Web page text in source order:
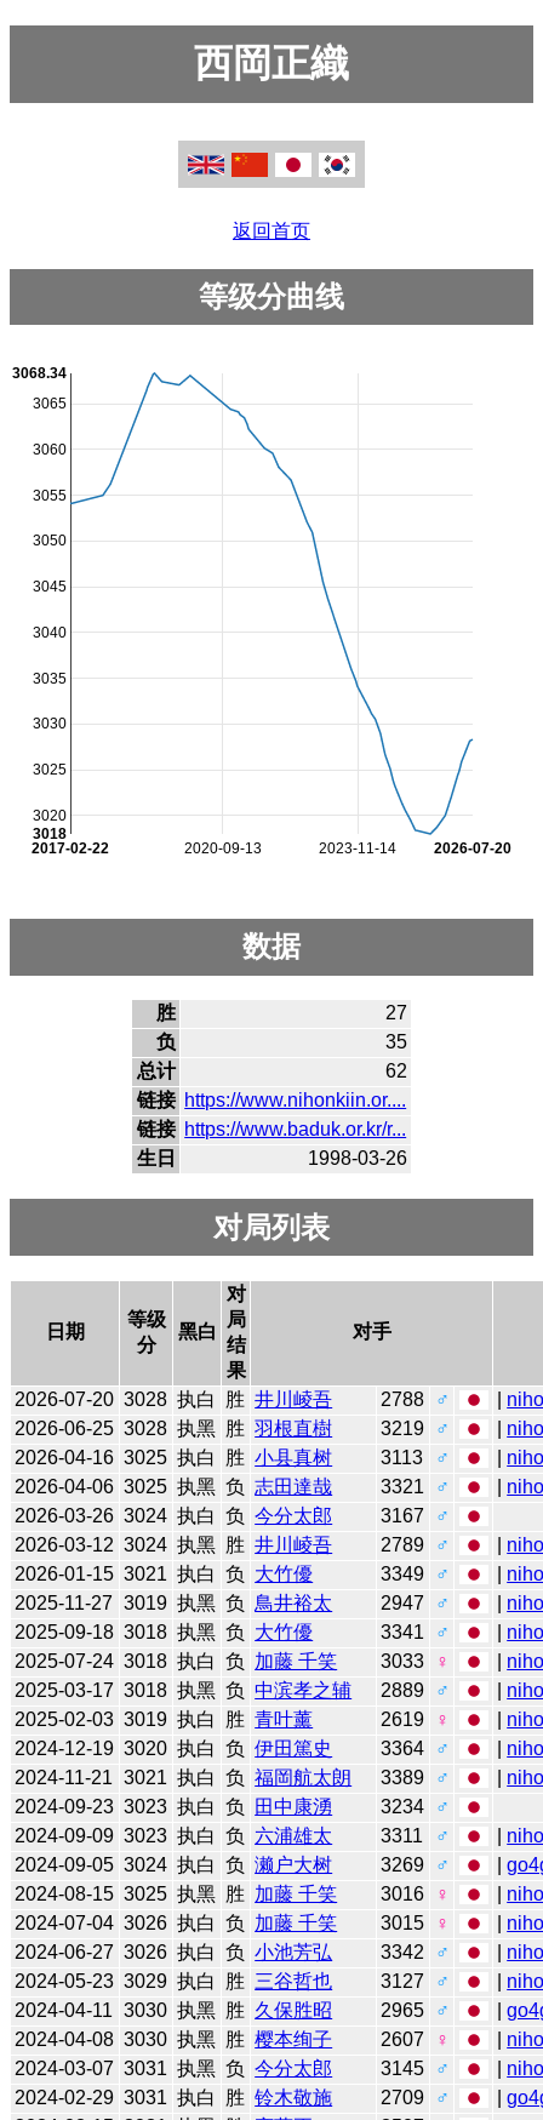
西岡正織
返回首页
等级分曲线
2020-09-13 2023-11-14
2017-02-22 2026-07-20
3020
3025
3030
3035
3040
3045
3050
3055
3060
3065
3018
3068.34
数据
胜
27
负
35
总计
62
链接 https://www.nihonkiin.or....
链接 https://www.baduk.or.kr/r...
生日
1998-03-26
对局列表
日期
等级
分
黑白
对
局
结
果
对手
2026-07-20 3028 执白 胜 井川崚吾 2788 ♂
2026-06-25 3028 执黑 胜 羽根直樹 3219 ♂
2026-04-16 3025 执白 胜 小县真树 3113 ♂
2026-04-06 3025 执黑 负 志田達哉 3321 ♂
2026-03-26 3024 执白 负 今分太郎 3167
♂
2026-03-12 3024 执黑 胜 井川崚吾 2789 ♂
2026-01-15 3021 执白 负 大竹優 3349 ♂
2025-11-27 3019 执黑 负 鳥井裕太 2947 ♂
2025-09-18 3018 执黑 负 大竹優 3341 ♂
2025-07-24 3018 执白 负 加藤 千笑 3033 ♀
2025-03-17 3018 执黑 负 中滨孝之辅 2889 ♂
2025-02-03 3019 执白 胜 青叶薰 2619 ♀
2024-12-19 3020 执白 负 伊田篤史 3364 ♂
2024-11-21 3021 执白 负 福岡航太朗 3389 ♂
2024-09-23 3023 执白 负 田中康湧 3234
♂
2024-09-09 3023 执白 负 六浦雄太 3311 ♂
2024-09-05 3024 执白 负 濑户大树 3269 ♂ |
2024-08-15 3025 执黑 胜 加藤 千笑 3016 ♀
2024-07-04 3026 执白 负 加藤 千笑 3015 ♀
2024-06-27 3026 执白 负 小池芳弘 3342 ♂
2024-05-23 3029 执白 胜 三谷哲也 3127 ♂
2024-04-11 3030 执黑 胜 久保胜昭 2965 ♂ |
2024-04-08 3030 执黑 胜 樱本绚子 2607 ♀
2024-03-07 3031 执黑 负 今分太郎 3145 ♂
2024-02-29 3031 执白 胜 铃木敬施 2709 ♂ |